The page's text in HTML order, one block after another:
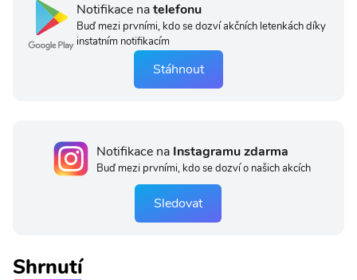
Notifikace natelefonu
Buď mezi prvními, kdo se dozví akčních letenkách díky
instatním notifikacím
Stáhnout
Notifikace na Instagramu zdarma
Buď mezi prvními, kdo se dozví o našich akcích
Sledovat
Shrnutí